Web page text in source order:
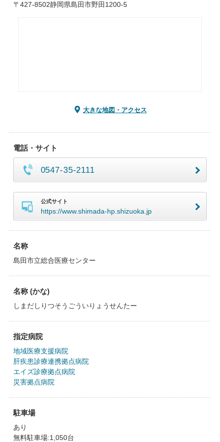
〒427-8502静岡県島田市野田1200-5
大きな地図・アクセス
電話・サイト
0547-35-2111
公式サイト
https://www.shimada-hp.shizuoka.jp
名称
島田市立総合医療センター
名称 (かな)
しまだしりつそうごういりょうせんたー
指定病院
地域医療支援病院
肝疾患診療連携拠点病院
エイズ診療拠点病院
災害拠点病院
駐車場
あり
無料駐車場:1,050台